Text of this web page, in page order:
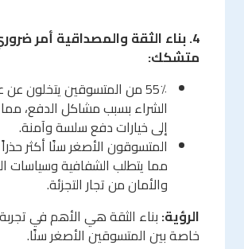
4. بناء الثقة والمصداقية أمر
متشكك:
55٪ من المتسوقين يتخلون
الشراء بسبب مشاكل الدفع، مما
إلى خيارات دفع سلسة وآمنة.
المتسوقون الأصغر سنًا أكثر حذراً
مما يتطلب الشفافية وسياسات
والأمان من تجار التجزئة.
الرؤية: بناء الثقة هي الأهم في
خاصة بين المتسوقين الأصغر سنًا.